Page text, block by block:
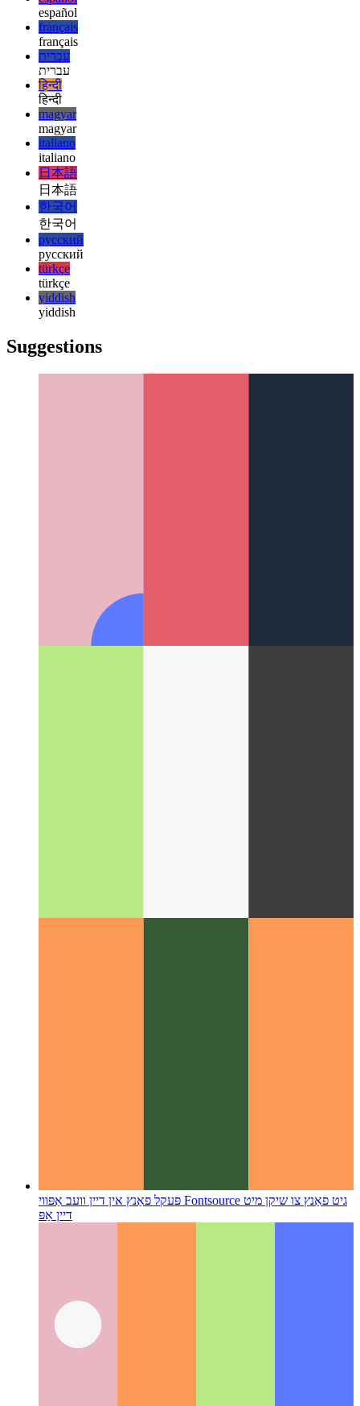
english
esperanto
esperanto
español
español
français
français
עברית
עברית
हिन्दी
हिन्दी
magyar
magyar
italiano
italiano
日本語
日本語
한국어
한국어
русский
русский
türkçe
yiddish